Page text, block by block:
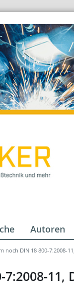
Autoren
noch DIN 18 800-7:2008-
11,